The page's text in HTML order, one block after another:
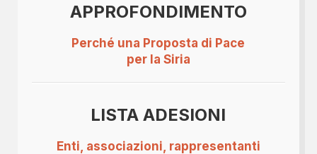
APPROFONDIMENTO
Perché una Proposta di Pace
per la Siria
LISTA ADESIONI
Enti, associazioni, rappresentanti